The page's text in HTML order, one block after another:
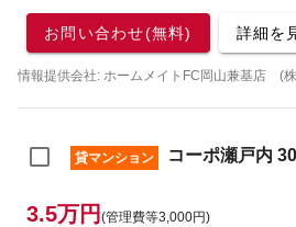
お問い合わせ(無料) 詳細を
情報提供会社: ホームメイトFC岡山兼基店 (
貸マンション コーポ瀬戸内
3.5万円 (管理費等3,000円)